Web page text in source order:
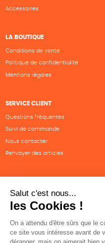
Accessoires
LA BOUTIQUE
Conditions de vente
Politique de confidentialité
Mentions légales
SERVICE CLIENT
Questions fréquentes
Suivi de commande
Nous contacter
Renvoyer des articles